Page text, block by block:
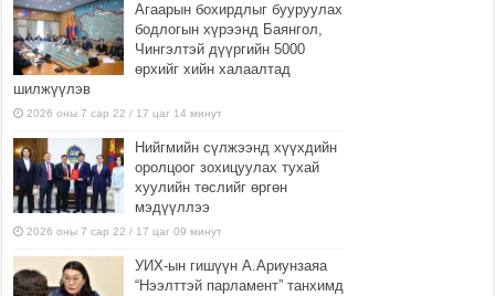
Агаарын бохирдлыг бууруулах
бодлогын хүрээнд Баянгол,
Чингэлтэй дүүргийн 5000
өрхийг хийн халаалтад
шилжүүлэв
2026 оны 7 сар 22 / 17 цаг 14 минут
Нийгмийн сүлжээнд хүүхдийн
оролцоог зохицуулах тухай
хуулийн төслийг өргөн
мэдүүллээ
2026 оны 7 сар 22 / 17 цаг 09 минут
УИХ-ын гишүүн А.Ариунзаяа
“Нээлттэй парламент” танхимд